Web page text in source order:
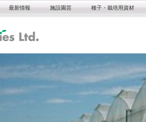
最新情報 施設園芸 種子・栽培用資材